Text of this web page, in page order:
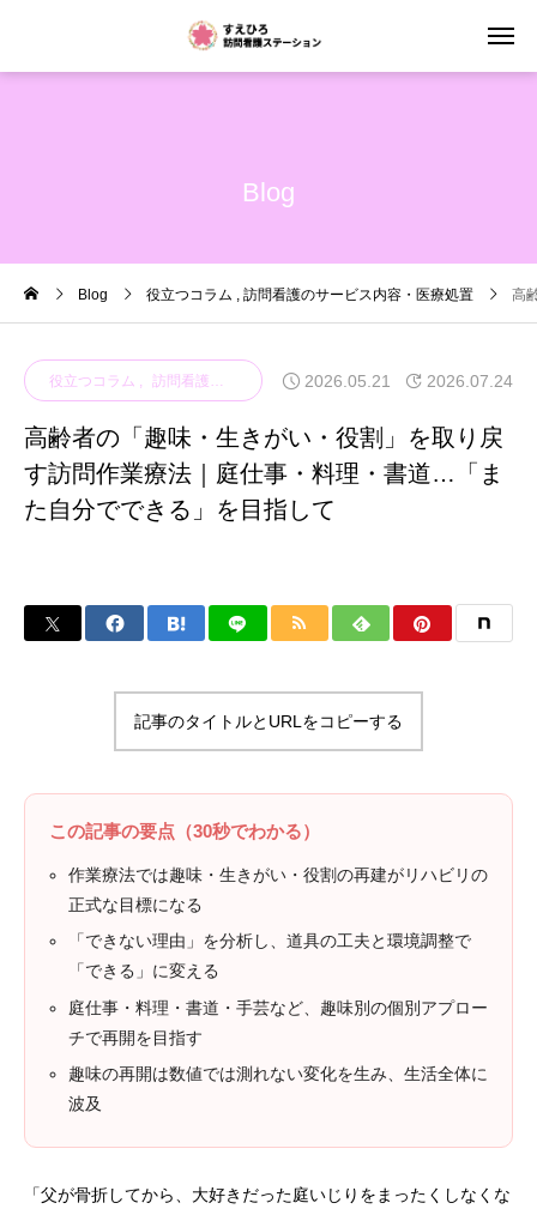
Blog
Blog 役立つコラム 訪問看護のサービス内容・医療処置 高
役立つコラム 訪問看護のサービス内容・医療処置 2026.05.21 2026.07.24
高齢者の「趣味・生きがい・役割」を取り戻
す訪問作業療法｜庭仕事・料理・書道…「ま
た自分でできる」を目指して
記事のタイトルとURLをコピーする
この記事の要点（30秒でわかる）
作業療法では趣味・生きがい・役割の再建がリハビリの
正式な目標になる
「できない理由」を分析し、道具の工夫と環境調整で
「できる」に変える
庭仕事・料理・書道・手芸など、趣味別の個別アプロー
チで再開を目指す
趣味の再開は数値では測れない変化を生み、生活全体に
波及
「父が骨折してから、大好きだった庭いじりをまったくしなくな